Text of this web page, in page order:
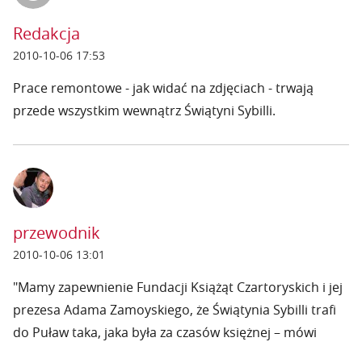
Redakcja
2010-10-06 17:53
Prace remontowe - jak widać na zdjęciach - trwają
przede wszystkim wewnątrz Świątyni Sybilli.
przewodnik
2010-10-06 13:01
"Mamy zapewnienie Fundacji Książąt Czartoryskich i jej
prezesa Adama Zamoyskiego, że Świątynia Sybilli trafi
do Puław taka, jaka była za czasów księżnej – mówi